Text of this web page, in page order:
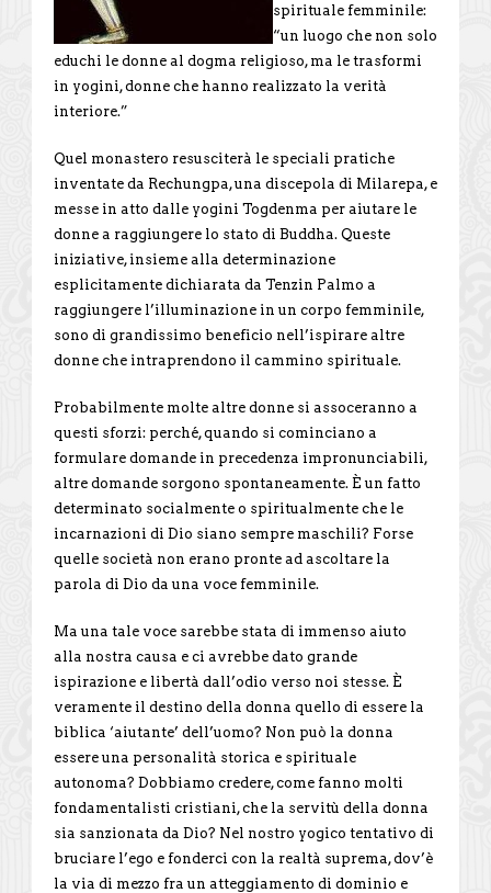
spirituale femminile:
“un luogo che non solo
educhi le donne al dogma religioso, ma le trasformi
in yogini, donne che hanno realizzato la verità
interiore.”
Quel monastero resusciterà le speciali pratiche
inventate da Rechungpa, una discepola di Milarepa, e
messe in atto dalle yogini Togdenma per aiutare le
donne a raggiungere lo stato di Buddha. Queste
iniziative, insieme alla determinazione
esplicitamente dichiarata da Tenzin Palmo a
raggiungere l’illuminazione in un corpo femminile,
sono di grandissimo beneficio nell’ispirare altre
donne che intraprendono il cammino spirituale.
Probabilmente molte altre donne si assoceranno a
questi sforzi: perché, quando si cominciano a
formulare domande in precedenza impronunciabili,
altre domande sorgono spontaneamente. È un fatto
determinato socialmente o spiritualmente che le
incarnazioni di Dio siano sempre maschili? Forse
quelle società non erano pronte ad ascoltare la
parola di Dio da una voce femminile.
Ma una tale voce sarebbe stata di immenso aiuto
alla nostra causa e ci avrebbe dato grande
ispirazione e libertà dall’odio verso noi stesse. È
veramente il destino della donna quello di essere la
biblica ‘aiutante’ dell’uomo? Non può la donna
essere una personalità storica e spirituale
autonoma? Dobbiamo credere, come fanno molti
fondamentalisti cristiani, che la servitù della donna
sia sanzionata da Dio? Nel nostro yogico tentativo di
bruciare l’ego e fonderci con la realtà suprema, dov’è
la via di mezzo fra un atteggiamento di dominio e